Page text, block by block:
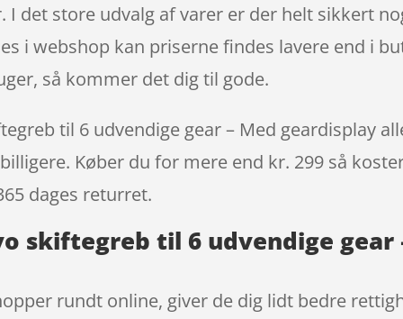
det store udvalg af varer er der helt sikkert
i webshop kan priserne findes lavere end i
så kommer det dig til gode.
til 6 udvendige gear – Med geardisplay
Køber du for mere end kr. 299 så
dages returret.
skiftegreb til 6 udvendige
rundt online, giver de dig lidt bedre